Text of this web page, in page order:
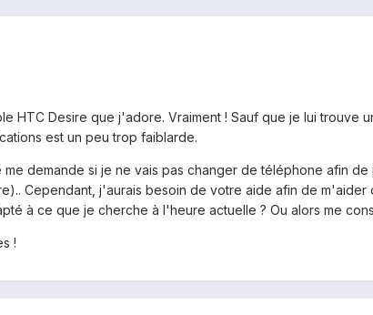
HTC Desire que j'adore. Vraiment ! Sauf que je lui trouve
est un peu trop faiblarde.
demande si je ne vais pas changer de téléphone afin
Cependant, j'aurais besoin de votre aide afin de
à ce que je cherche à l'heure actuelle ? Ou alors me
!